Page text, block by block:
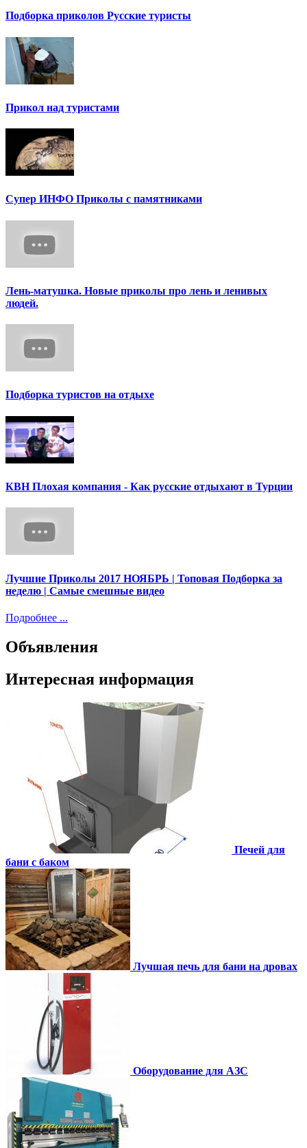
Подборка приколов Русские туристы
Прикол над туристами
Супер ИНФО Приколы с памятниками
Лень-матушка. Новые приколы про лень и ленивых
людей.
Подборка туристов на отдыхе
КВН Плохая компания - Как русские отдыхают в Турции
Лучшие Приколы 2017 НОЯБРЬ | Топовая Подборка за
неделю | Самые смешные видео
Подробнее ...
Объявления
Интересная информация
Печей для
бани с баком
Лучшая печь для бани на дровах
Оборудование для АЗС